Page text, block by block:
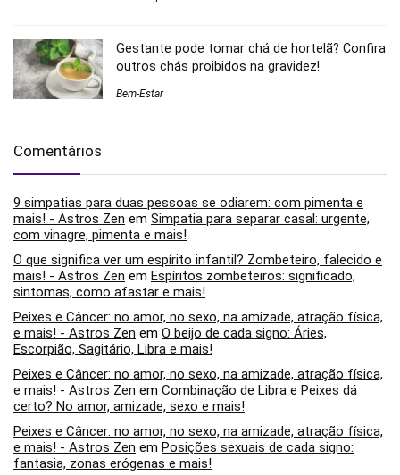
Gestante pode tomar chá de hortelã? Confira
outros chás proibidos na gravidez!
Bem-Estar
Comentários
9 simpatias para duas pessoas se odiarem: com pimenta e
mais! - Astros Zen em Simpatia para separar casal: urgente,
com vinagre, pimenta e mais!
O que significa ver um espírito infantil? Zombeteiro, falecido e
mais! - Astros Zen em Espíritos zombeteiros: significado,
sintomas, como afastar e mais!
Peixes e Câncer: no amor, no sexo, na amizade, atração física,
e mais! - Astros Zen em O beijo de cada signo: Áries,
Escorpião, Sagitário, Libra e mais!
Peixes e Câncer: no amor, no sexo, na amizade, atração física,
e mais! - Astros Zen em Combinação de Libra e Peixes dá
certo? No amor, amizade, sexo e mais!
Peixes e Câncer: no amor, no sexo, na amizade, atração física,
e mais! - Astros Zen em Posições sexuais de cada signo:
fantasia, zonas erógenas e mais!